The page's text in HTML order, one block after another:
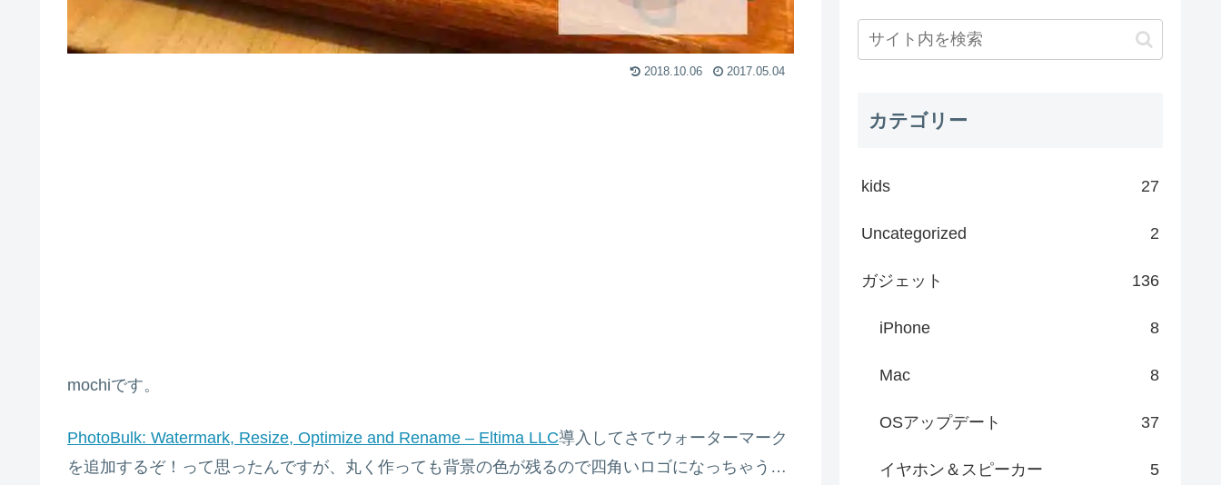
2018.10.06 2017.05.04
mochiです。
PhotoBulk: Watermark, Resize, Optimize and Rename – Eltima LLC導入してさてウォーターマーク
を追加するぞ！って思ったんですが、丸く作っても背景の色が残るので四角いロゴになっちゃう…
カテゴリー
kids 27
Uncategorized 2
ガジェット 136
iPhone 8
Mac 8
OSアップデート 37
イヤホン＆スピーカー 5